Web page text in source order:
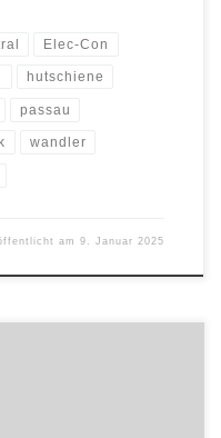
Elec-Con
hutschiene
passau
wandler
am9. Januar 2025